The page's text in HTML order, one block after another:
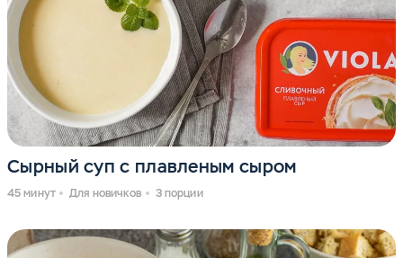
Сырный суп с плавленым сыром
45 минут Для новичков 3 порции